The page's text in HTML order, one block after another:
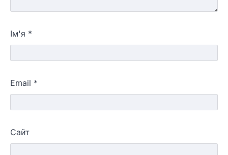
Ім'я *
Email *
Сайт